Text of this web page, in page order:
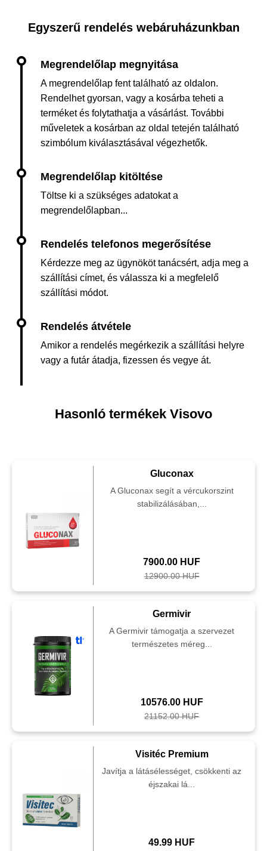
Egyszerű rendelés webáruházunkban
A megrendelőlap fent található az oldalon.
Rendelhet gyorsan, vagy a kosárba teheti a
terméket és folytathatja a vásárlást. További
műveletek a kosárban az oldal tetején található
szimbólum kiválasztásával végezhetők.
Töltse ki a szükséges adatokat a
megrendelőlapban...
Kérdezze meg az ügynököt tanácsért, adja meg a
szállítási címet, és válassza ki a megfelelő
szállítási módot.
Amikor a rendelés megérkezik a szállítási helyre
vagy a futár átadja, fizessen és vegye át.
Hasonló termékek Visovo
Gluconax
A Gluconax segít a vércukorszint
stabilizálásában,...
7900.00 HUF
12900.00 HUF
Germivir
A Germivir támogatja a szervezet
természetes méreg...
10576.00 HUF
21152.00 HUF
Visitéc Premium
Javítja a látásélességet, csökkenti az
éjszakai lá...
49.99 HUF